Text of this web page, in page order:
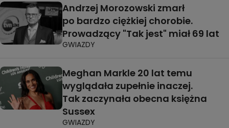
Andrzej Morozowski zmarł
po bardzo ciężkiej chorobie.
Prowadzący "Tak jest" miał 69 lat
GWIAZDY
Meghan Markle 20 lat temu
wyglądała zupełnie inaczej.
Tak zaczynała obecna księżna
Sussex
GWIAZDY